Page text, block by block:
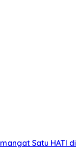
Satu HATI di